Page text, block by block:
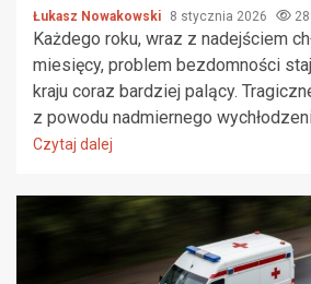
Łukasz Nowakowski 8 stycznia 2026
Każdego roku, wraz z nadejściem
miesięcy, problem bezdomności
kraju coraz bardziej palący.
z powodu nadmiernego
Czytaj dalej